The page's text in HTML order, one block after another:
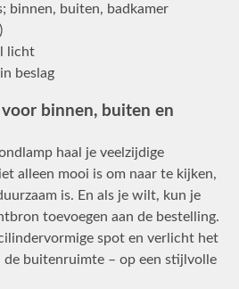
binnen, buiten, badkamer
licht
beslag
binnen, buiten en
haal je veelzijdige
alleen mooi is om naar te kijken,
is. En als je wilt, kun je
toevoegen aan de bestelling.
spot en verlicht het
de buitenruimte – op een stijlvolle